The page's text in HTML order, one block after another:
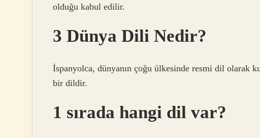
olduğu kabul edilir.
3 Dünya Dili Nedir?
İspanyolca, dünyanın çoğu ülkesinde resmi dil olarak
bir dildir.
1 sırada hangi dil var?